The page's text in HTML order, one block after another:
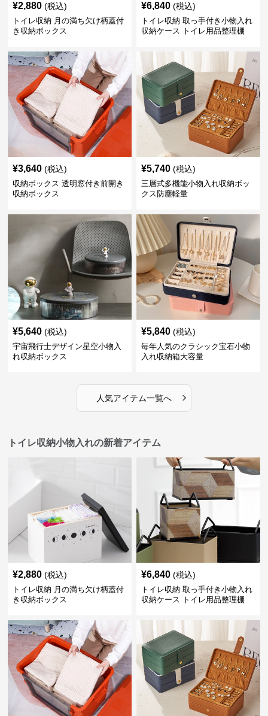
¥2,880 (税込)
トイレ収納 月の満ち欠け柄蓋付
き収納ボックス
¥6,840 (税込)
トイレ収納 取っ手付き小物入れ
収納ケース トイレ用品整理棚
¥3,640 (税込)
収納ボックス 透明窓付き前開き
収納ボックス
¥5,740 (税込)
三層式多機能小物入れ収納ボッ
クス防塵軽量
¥5,640 (税込)
宇宙飛行士デザイン星空小物入
れ収納ボックス
¥5,840 (税込)
毎年人気のクラシック宝石小物
入れ収納箱大容量
人気アイテム一覧へ ›
トイレ収納小物入れの新着アイテム
¥2,880 (税込)
トイレ収納 月の満ち欠け柄蓋付
き収納ボックス
¥6,840 (税込)
トイレ収納 取っ手付き小物入れ
収納ケース トイレ用品整理棚